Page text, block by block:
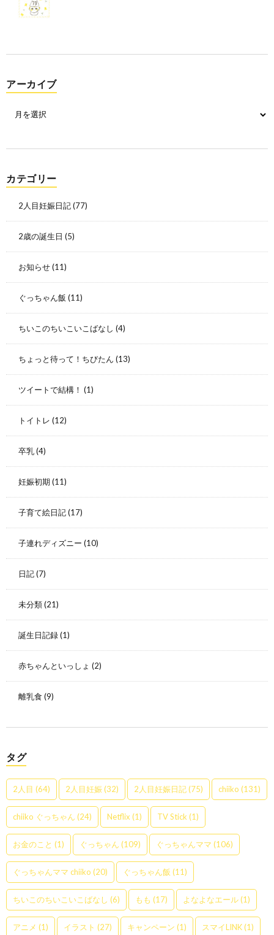
アーカイブ
カテゴリー
2人目妊娠日記(77)
2歳の誕生日 (5)
お知らせ(11)
ぐっちゃん飯 (11)
ちいこのちいこいこばなし (4)
ちょっと待って！ちびたん (13)
ツイートで結構！ (1)
トイトレ (12)
卒乳(4)
妊娠初期 (11)
子育て絵日記(17)
子連れディズニー (10)
日記(7)
未分類(21)
誕生日記録(1)
赤ちゃんといっしょ (2)
離乳食 (9)
タグ
2人目 (64) 2人目妊娠(32) 2人目妊娠日記(75) chiiko (131)
chiiko ぐっちゃん (24) Netflix (1) TV Stick (1)
お金のこと (1) ぐっちゃん (109) ぐっちゃんママ (106)
ぐっちゃんママ chiiko (20) ぐっちゃん飯 (11)
ちいこのちいこいこばなし (6) もも (17) よなよなエール(1)
アニメ (1) イラスト (27) キャンペーン (1) スマイLINK(1)